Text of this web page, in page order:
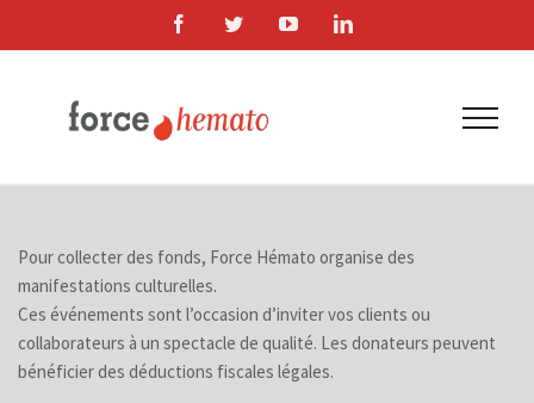
FacebookTwitterYouTubeLinkedIn
Pour collecter des fonds, Force Hémato organise des
manifestations culturelles.
Ces événements sont l’occasion d’inviter vos clients ou
collaborateurs à un spectacle de qualité. Les donateurs peuvent
bénéficier des déductions fiscales légales.